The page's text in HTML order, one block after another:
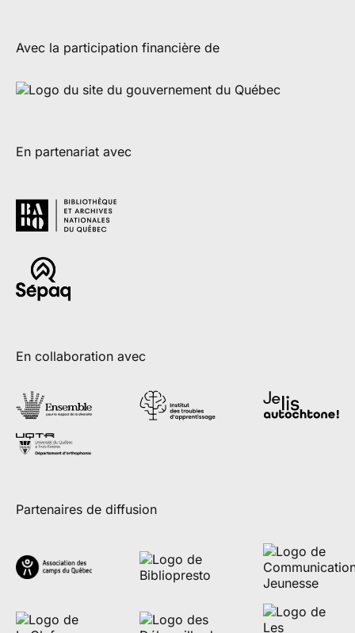
Avec la participation financière de
En partenariat avec
En collaboration avec
Partenaires de diffusion